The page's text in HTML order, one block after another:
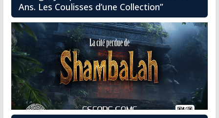
Ans. Les Coulisses d’une Collection”